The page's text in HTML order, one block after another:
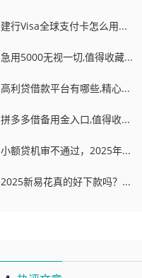
建行Visa全球支付卡怎么用...
急用5000无视一切,值得收藏...
高利贷借款平台有哪些,精心...
拼多多借备用金入口,值得收...
小额贷机审不通过，2025年...
2025新易花真的好下款吗？...